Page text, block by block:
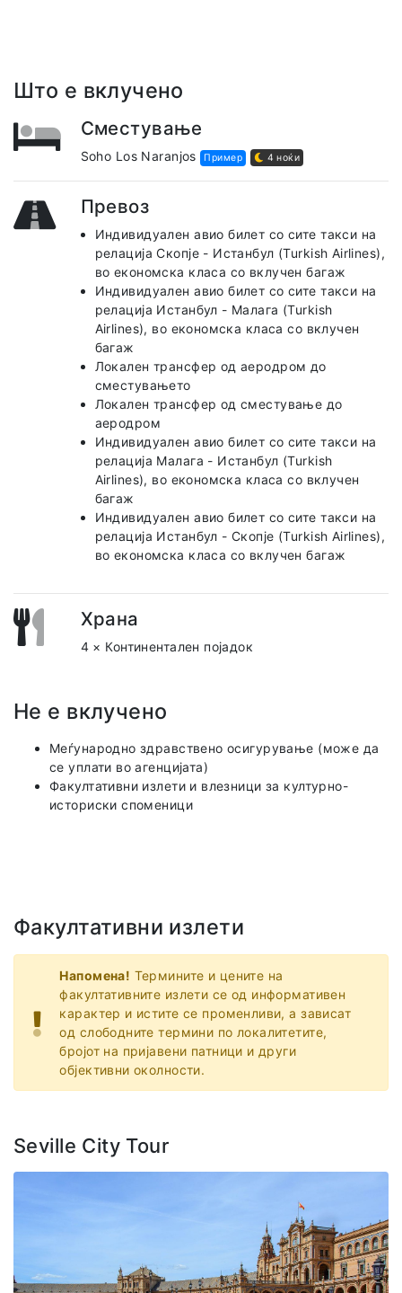
Што е вклучено
Сместување
Soho Los Naranjos Пример 4 ноќи
Превоз
Индивидуален авио билет со сите такси на
релација Скопје - Истанбул (Turkish Airlines),
во економска класа со вклучен багаж
Индивидуален авио билет со сите такси на
релација Истанбул - Малага (Turkish
Airlines), во економска класа со вклучен
багаж
Локален трансфер од аеродром до
сместувањето
Локален трансфер од сместување до
аеродром
Индивидуален авио билет со сите такси на
релација Малага - Истанбул (Turkish
Airlines), во економска класа со вклучен
багаж
Индивидуален авио билет со сите такси на
релација Истанбул - Скопје (Turkish Airlines),
во економска класа со вклучен багаж
Храна
4 × Континентален појадок
Не е вклучено
Меѓународно здравствено осигурување (може да
се уплати во агенцијата)
Факултативни излети и влезници за културно-
историски споменици
Факултативни излети
Напомена! Термините и цените на
факултативните излети се од информативен
карактер и истите се променливи, а зависат
од слободните термини по локалитетите,
бројот на пријавени патници и други
објективни околности.
Seville City Tour